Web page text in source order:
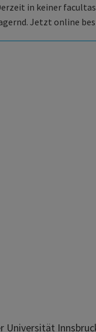
in keiner
Jetzt online
Universität